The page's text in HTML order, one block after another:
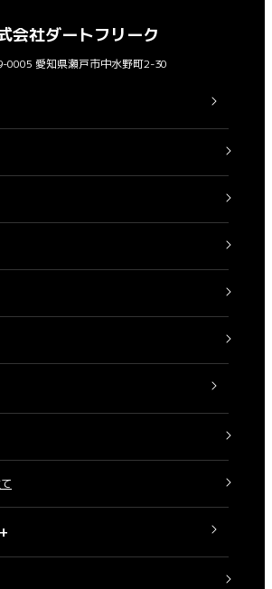
会社ダートフリーク
0005 愛知県瀬戸市中水野町2-30